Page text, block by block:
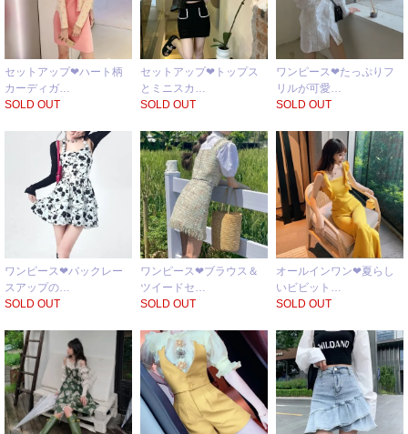
セットアップ❤ハート柄
カーディガ…
SOLD OUT
セットアップ❤トップス
とミニスカ…
SOLD OUT
ワンピース❤たっぷりフ
リルが可愛…
SOLD OUT
ワンピース❤バックレー
スアップの…
SOLD OUT
ワンピース❤ブラウス＆
ツイードセ…
SOLD OUT
オールインワン❤夏らし
いビビット…
SOLD OUT